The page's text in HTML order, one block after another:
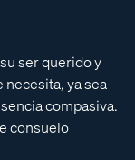
ser querido y
ya sea
compasiva.
consuelo